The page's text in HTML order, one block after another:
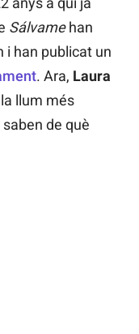
Sálvamehan
i han publicat un
. Ara, Laura
llum més
de què